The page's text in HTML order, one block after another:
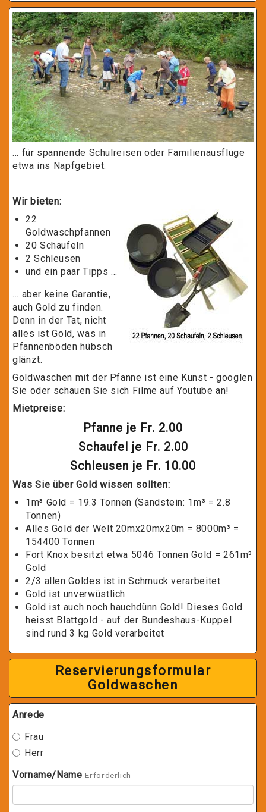
... für spannende Schulreisen oder Familienausflüge
etwa ins Napfgebiet.
Wir bieten:
22
Goldwaschpfannen
20 Schaufeln
2 Schleusen
und ein paar Tipps ...
... aber keine Garantie,
auch Gold zu finden.
Denn in der Tat, nicht
alles ist Gold, was in
Pfannenböden hübsch
glänzt.
Goldwaschen mit der Pfanne ist eine Kunst - googlen
Sie oder schauen Sie sich Filme auf Youtube an!
Mietpreise:
Pfanne je Fr. 2.00
Schaufel je Fr. 2.00
Schleusen je Fr. 10.00
Was Sie über Gold wissen sollten:
1m³ Gold = 19.3 Tonnen (Sandstein: 1m³ = 2.8
Tonnen)
Alles Gold der Welt 20mx20mx20m = 8000m³ =
154400 Tonnen
Fort Knox besitzt etwa 5046 Tonnen Gold = 261m³
Gold
2/3 allen Goldes ist in Schmuck verarbeitet
Gold ist unverwüstlich
Gold ist auch noch hauchdünn Gold! Dieses Gold
heisst Blattgold - auf der Bundeshaus-Kuppel
sind rund 3 kg Gold verarbeitet
Reservierungsformular
Goldwaschen
Anrede
Frau
Herr
Vorname/Name Erforderlich